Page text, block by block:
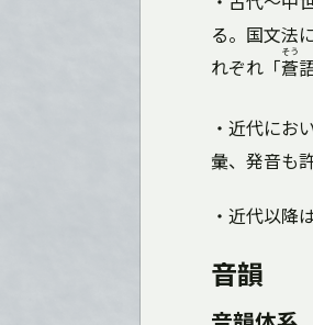
る。国文法
れぞれ「蒼
そう
・近代にお
彙、発音も
・近代以降
音韻